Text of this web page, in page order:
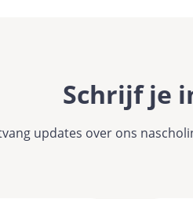
Schrijf je
updates over ons